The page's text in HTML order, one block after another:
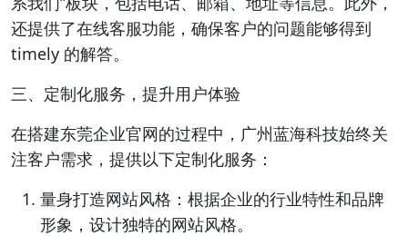
还提供了在线客服功能，确保客户的问题能够得到
timely 的解答。
三、定制化服务，提升用户体验
在搭建东莞企业官网的过程中，广州蓝海科技始终关
注客户需求，提供以下定制化服务：
量身打造网站风格：根据企业的行业特性和品牌
形象，设计独特的网站风格。